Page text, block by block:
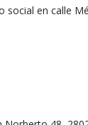
social en calle